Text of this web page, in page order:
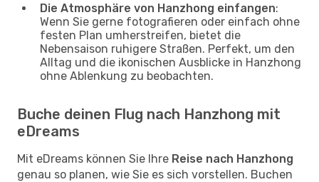
Die Atmosphäre von Hanzhong einfangen:
Wenn Sie gerne fotografieren oder einfach ohne
festen Plan umherstreifen, bietet die
Nebensaison ruhigere Straßen. Perfekt, um den
Alltag und die ikonischen Ausblicke in Hanzhong
ohne Ablenkung zu beobachten.
Buche deinen Flug nach Hanzhong mit
eDreams
Mit eDreams können Sie Ihre Reise nach Hanzhong
genau so planen, wie Sie es sich vorstellen. Buchen